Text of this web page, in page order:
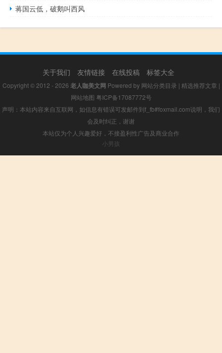
蒋国云低，破鹅叫西风
关于我们 友情链接 在线投稿 标签大全
Copyright © 2012 - 2026 老人咖美文网 Powered by 网站分类目录 | 精选推荐文章 |
网站地图 粤ICP备17087772号
声明：本站内容来自互联网，如信息有错误可发邮件到f_fb#foxmail.com说明，我们
会及时纠正，谢谢
本站仅为个人兴趣爱好，不接盈利性广告及商业合作
小男孩